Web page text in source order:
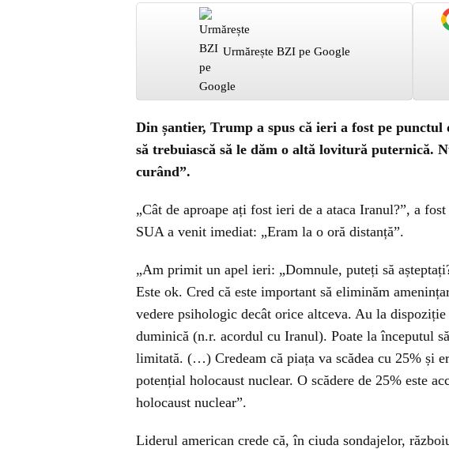
Urmărește BZI pe Google
Din șantier, Trump a spus că ieri a fost pe
să trebuiască să le dăm o altă lovitură puternică.
curând”.
„Cât de aproape ați fost ieri de a ataca Iranul?”, a
SUA a venit imediat: „Eram la o oră distanță”.
„Am primit un apel ieri: „Domnule, puteți să
Este ok. Cred că este important să eliminăm
vedere psihologic decât orice altceva. Au la
duminică (n.r. acordul cu Iranul). Poate la începutul
limitată. (…) Credeam că piața va scădea cu 25% și
potențial holocaust nuclear. O scădere de 25% este
holocaust nuclear”.
Liderul american crede că, în ciuda sondajelor,